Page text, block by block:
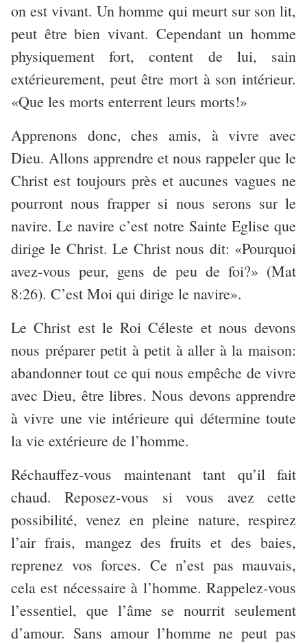
on est vivant. Un homme qui meurt sur son lit,
peut être bien vivant. Cependant un homme
physiquement fort, content de lui, sain
extérieurement, peut être mort à son intérieur.
«Que les morts enterrent leurs morts!»
Apprenons donc, ches amis, à vivre avec
Dieu. Allons apprendre et nous rappeler que le
Christ est toujours près et aucunes vagues ne
pourront nous frapper si nous serons sur le
navire. Le navire c’est notre Sainte Eglise que
dirige le Christ. Le Christ nous dit: «Pourquoi
avez-vous peur, gens de peu de foi?» (Mat
8:26). C’est Moi qui dirige le navire».
Le Christ est le Roi Céleste et nous devons
nous préparer petit à petit à aller à la maison:
abandonner tout ce qui nous empêche de vivre
avec Dieu, être libres. Nous devons apprendre
à vivre une vie intérieure qui détermine toute
la vie extérieure de l’homme.
Réchauffez-vous maintenant tant qu’il fait
chaud. Reposez-vous si vous avez cette
possibilité, venez en pleine nature, respirez
l’air frais, mangez des fruits et des baies,
reprenez vos forces. Ce n’est pas mauvais,
cela est nécessaire à l’homme. Rappelez-vous
l’essentiel, que l’âme se nourrit seulement
d’amour. Sans amour l’homme ne peut pas